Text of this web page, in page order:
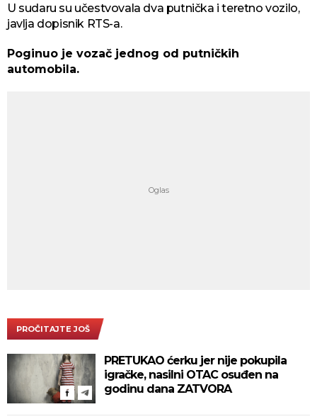
U sudaru su učestvovala dva putnička i teretno vozilo,
javlja dopisnik RTS-a.
Poginuo je vozač jednog od putničkih
automobila.
PROČITAJTE JOŠ
PRETUKAO ćerku jer nije pokupila
igračke, nasilni OTAC osuđen na
godinu dana ZATVORA